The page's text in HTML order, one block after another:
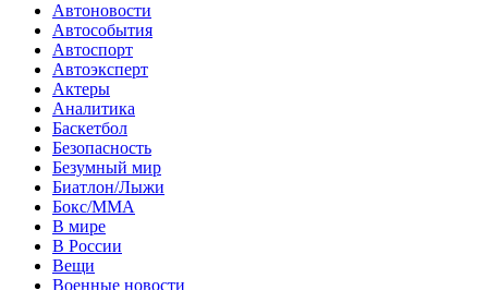
Автоновости
Автособытия
Автоспорт
Автоэксперт
Актеры
Аналитика
Баскетбол
Безопасность
Безумный мир
Биатлон/Лыжи
Бокс/MMA
В мире
В России
Вещи
Военные новости